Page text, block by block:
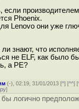
если
Phoenix.
Lenovo они уже
ли знают, что
не ELF, как было
а PE?
(-), 02:19, 31/01/2013 [^] [^^] [
]
логично